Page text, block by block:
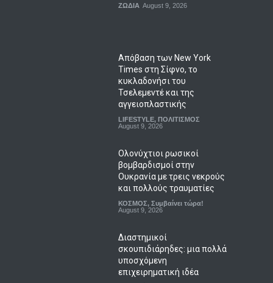
ΖΩΔΙΑ August 9, 2026
Απόβαση των New York
Times στη Σίφνο, το
κυκλαδονήσι του
Τσελεμεντέ και της
αγγειοπλαστικής
LIFESTYLE, ΠΟΛΙΤΙΣΜΟΣ
August 9, 2026
Ολονύχτιοι ρωσικοί
βομβαρδισμοί στην
Ουκρανία με τρεις νεκρούς
και πολλούς τραυματίες
ΚΟΣΜΟΣ, Συμβαίνει τώρα!
August 9, 2026
Διαστημικοί
σκουπιδιάρηδες: μια πολλά
υποσχόμενη
επιχειρηματική ιδέα